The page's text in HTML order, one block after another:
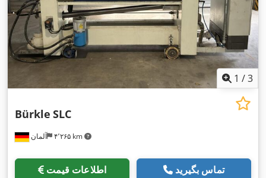
1 /3
آلمان ۴٬۲۶۵ km
Bürkle SLC
اطلاعات قیمت تماس بگیرید